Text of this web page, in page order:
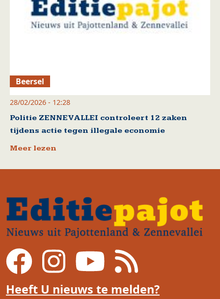
Beersel
28/02/2026 - 12:28
Politie ZENNEVALLEI controleert 12 zaken
tijdens actie tegen illegale economie
Meer lezen
Heeft U nieuws te melden?